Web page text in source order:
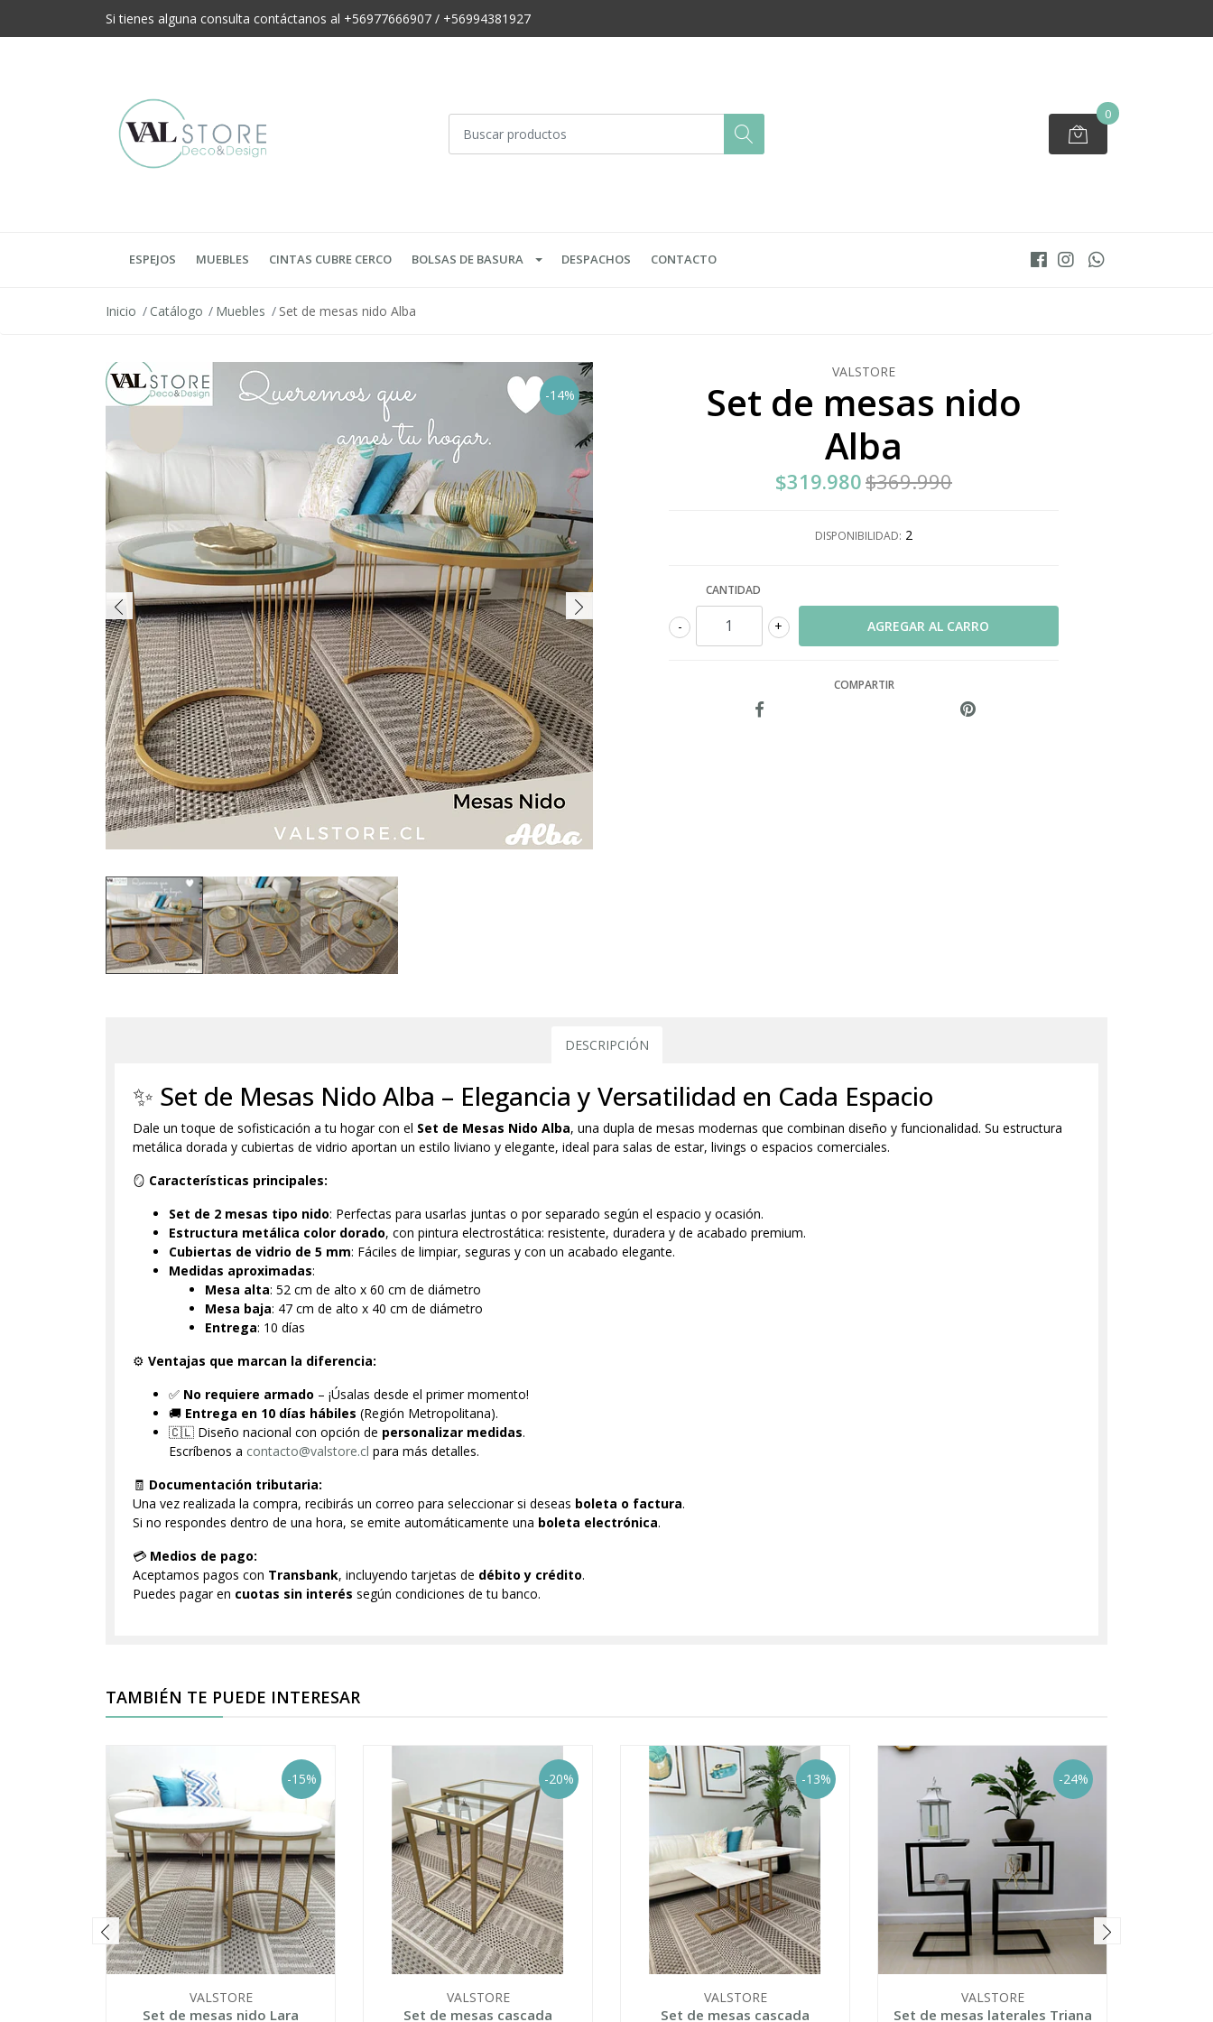
Si tienes alguna consulta contáctanos al +56977666907 / +56994381927
0
ESPEJOS MUEBLES CINTAS CUBRE CERCO BOLSAS DE BASURA DESPACHOS CONTACTO
Inicio Catálogo Muebles Set de mesas nido Alba
-14%
VALSTORE
Set de mesas nido
Alba
$319.980$369.990
DISPONIBILIDAD: 2
CANTIDAD
+
-
COMPARTIR
DESCRIPCIÓN
✨ Set de Mesas Nido Alba – Elegancia y Versatilidad en Cada Espacio
Dale un toque de sofisticación a tu hogar con el Set de Mesas Nido Alba, una dupla de mesas modernas que combinan diseño y funcionalidad. Su estructura
metálica dorada y cubiertas de vidrio aportan un estilo liviano y elegante, ideal para salas de estar, livings o espacios comerciales.
🪞 Características principales:
Set de 2 mesas tipo nido: Perfectas para usarlas juntas o por separado según el espacio y ocasión.
Estructura metálica color dorado, con pintura electrostática: resistente, duradera y de acabado premium.
Cubiertas de vidrio de 5 mm: Fáciles de limpiar, seguras y con un acabado elegante.
Medidas aproximadas:
Mesa alta: 52 cm de alto x 60 cm de diámetro
Mesa baja: 47 cm de alto x 40 cm de diámetro
Entrega: 10 días
⚙️ Ventajas que marcan la diferencia:
✅ No requiere armado – ¡Úsalas desde el primer momento!
🚚 Entrega en 10 días hábiles (Región Metropolitana).
🇨🇱 Diseño nacional con opción de personalizar medidas.
Escríbenos a contacto@valstore.cl para más detalles.
🧾 Documentación tributaria:
Una vez realizada la compra, recibirás un correo para seleccionar si deseas boleta o factura.
Si no respondes dentro de una hora, se emite automáticamente una boleta electrónica.
💳 Medios de pago:
Aceptamos pagos con Transbank, incluyendo tarjetas de débito y crédito.
Puedes pagar en cuotas sin interés según condiciones de tu banco.
TAMBIÉN TE PUEDE INTERESAR
-15%
VALSTORE
Set de mesas nido Lara
-20%
VALSTORE
Set de mesas cascada
-13%
VALSTORE
Set de mesas cascada
-24%
VALSTORE
Set de mesas laterales Triana